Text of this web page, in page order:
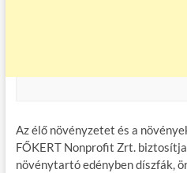
Az élő növényzetet és a
FŐKERT Nonprofit Zrt.
növénytartó edényben díszfák,